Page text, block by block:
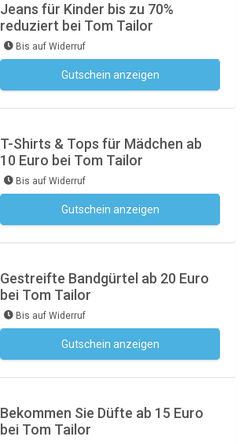
Jeans für Kinder bis zu 70%
reduziert bei Tom Tailor
Bis auf Widerruf
Gutschein anzeigen
T-Shirts & Tops für Mädchen ab
10 Euro bei Tom Tailor
Bis auf Widerruf
Gutschein anzeigen
Gestreifte Bandgürtel ab 20 Euro
bei Tom Tailor
Bis auf Widerruf
Gutschein anzeigen
Bekommen Sie Düfte ab 15 Euro
bei Tom Tailor